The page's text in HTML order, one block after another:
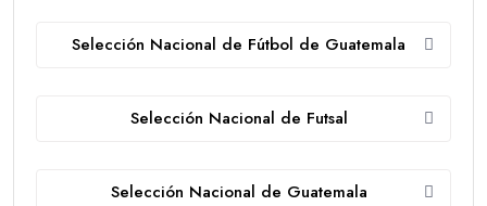
Selección Nacional de Fútbol de Guatemala
Selección Nacional de Futsal
Selección Nacional de Guatemala